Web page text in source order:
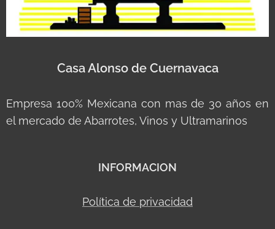
Casa Alonso de Cuernavaca
Empresa 100% Mexicana con mas de 30 años en
el mercado de Abarrotes, Vinos y Ultramarinos
INFORMACION
Política de privacidad